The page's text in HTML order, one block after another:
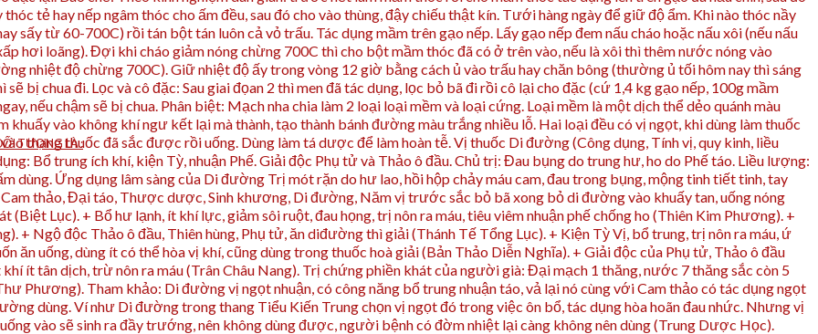
TƯỢNG LÀ :
tẻ hay nếp ngâm thóc cho ấm đều, sau đó cho vào thùng, đậy chiếu thật kín. Tưới hàng ngày để giữ độ ẩm. Khi nào thóc nầy
sấy từ 60-700C) rồi tán bột tán luôn cả vỏ trấu. Tác dụng mầm trên gạo nếp. Lấy gạo nếp đem nấu cháo hoặc nấu xôi (nếu nấu
hơi loãng). Đợi khi cháo giảm nóng chừng 700C thì cho bột mầm thóc đã có ở trên vào, nếu là xôi thì thêm nước nóng vào
nhiệt độ chừng 700C). Giữ nhiệt độ ấy trong vòng 12 giờ bằng cách ủ vào trấu hay chăn bông (thường ủ tối hôm nay thì sáng
bị chua đi. Lọc và cô đặc: Sau giai đọan 2 thì men đã tác dụng, lọc bỏ bã đi rồi cô lại cho đặc (cứ 1,4 kg gạo nếp, 100g mầm
nếu chậm sẽ bị chua. Phân biệt: Mạch nha chia làm 2 loại loại mềm và loại cứng. Loại mềm là một dịch thể dẻo quánh màu
khuấy vào không khí ngư kết lại mà thành, tạo thành bánh đường màu trắng nhiều lỗ. Hai loại đều có vị ngọt, khi dùng làm thuốc
thang thuốc đã sắc được rồi uống. Dùng làm tá dược để làm hoàn tễ. Vị thuốc Di đường (Công dụng, Tính vị, quy kinh, liều
Bổ trung ích khí, kiện Tỳ, nhuận Phế. Giải độc Phụ tử và Thảo ô đầu. Chủ trị: Đau bụng do trung hư, ho do Phế táo. Liều lượng:
dùng. Ứng dụng lâm sàng của Di đường Trị mót rặn do hư lao, hồi hộp chảy máu cam, đau trong bụng, mộng tinh tiết tinh, tay
Cam thảo, Đại táo, Thược dược, Sinh khương, Di đường, Năm vị trước sắc bỏ bã xong bỏ di đường vào khuấy tan, uống nóng
Lục). + Bổ hư lạnh, ít khí lực, giảm sôi ruột, đau họng, trị nôn ra máu, tiêu viêm nhuận phế chống ho (Thiên Kim Phương). +
+ Ngộ độc Thảo ô đầu, Thiên hùng, Phụ tử, ăn diđường thì giải (Thánh Tế Tổng Lục). + Kiện Tỳ Vị, bổ trung, trị nôn ra máu, ứ
ăn uống, dùng ít có thể hòa vị khí, cũng dùng trong thuốc hoà giải (Bản Thảo Diễn Nghĩa). + Giải độc của Phụ tử, Thảo ô đầu
ít tân dịch, trừ nôn ra máu (Trân Châu Nang). Trị chứng phiền khát của người già: Đại mạch 1 thăng, nước 7 thăng sắc còn 5
Phương). Tham khảo: Di đường vị ngọt nhuận, có công năng bổ trung nhuận táo, vả lại nó cùng với Cam thảo có tác dụng ngọt
dùng. Ví như Di đường trong thang Tiểu Kiến Trung chọn vị ngọt đó trong việc ôn bổ, tác dụng hòa hoãn đau nhức. Nhưng vị
vào sẽ sinh ra đầy trướng, nên không dùng được, người bệnh có đờm nhiệt lại càng không nên dùng (Trung Dược Học).